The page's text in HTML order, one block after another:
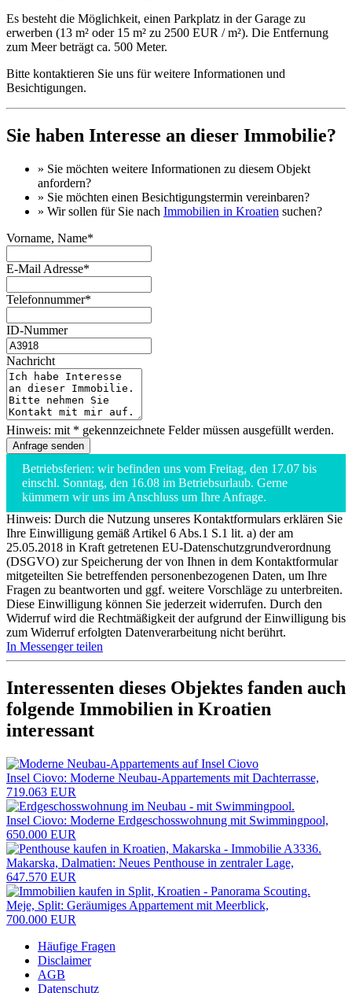
Es besteht die Möglichkeit, einen Parkplatz in der Garage zu
erwerben (13 m² oder 15 m² zu 2500 EUR / m²). Die Entfernung
zum Meer beträgt ca. 500 Meter.
Bitte kontaktieren Sie uns für weitere Informationen und
Besichtigungen.
Sie haben Interesse an dieser Immobilie?
» Sie möchten weitere Informationen zu diesem Objekt
anfordern?
» Sie möchten einen Besichtigungstermin vereinbaren?
» Wir sollen für Sie nach Immobilien in Kroatien suchen?
Vorname, Name*
E-Mail Adresse*
Telefonnummer*
ID-Nummer
Nachricht
Hinweis: mit * gekennzeichnete Felder müssen ausgefüllt werden.
Betriebsferien: wir befinden uns vom Freitag, den 17.07 bis
einschl. Sonntag, den 16.08 im Betriebsurlaub. Gerne
kümmern wir uns im Anschluss um Ihre Anfrage.
Hinweis: Durch die Nutzung unseres Kontaktformulars erklären Sie
Ihre Einwilligung gemäß Artikel 6 Abs.1 S.1 lit. a) der am
25.05.2018 in Kraft getretenen EU-Datenschutzgrundverordnung
(DSGVO) zur Speicherung der von Ihnen in dem Kontaktformular
mitgeteilten Sie betreffenden personenbezogenen Daten, um Ihre
Fragen zu beantworten und ggf. weitere Vorschläge zu unterbreiten.
Diese Einwilligung können Sie jederzeit widerrufen. Durch den
Widerruf wird die Rechtmäßigkeit der aufgrund der Einwilligung bis
zum Widerruf erfolgten Datenverarbeitung nicht berührt.
In Messenger teilen
Interessenten dieses Objektes fanden auch
folgende Immobilien in Kroatien
interessant
Insel Ciovo: Moderne Neubau-Appartements mit Dachterrasse,
719.063 EUR
Insel Ciovo: Moderne Erdgeschosswohnung mit Swimmingpool,
650.000 EUR
Makarska, Dalmatien: Neues Penthouse in zentraler Lage,
647.570 EUR
Meje, Split: Geräumiges Appartement mit Meerblick,
700.000 EUR
Häufige Fragen
Disclaimer
AGB
Datenschutz